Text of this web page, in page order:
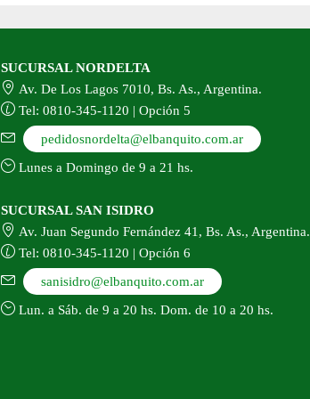
SUCURSAL NORDELTA
Av. De Los Lagos 7010, Bs. As., Argentina.
Tel: 0810-345-1120 | Opción 5
pedidosnordelta@elbanquito.com.ar
Lunes a Domingo de 9 a 21 hs.
SUCURSAL SAN ISIDRO
Av. Juan Segundo Fernández 41, Bs. As., Argentina.
Tel: 0810-345-1120 | Opción 6
sanisidro@elbanquito.com.ar
Lun. a Sáb. de 9 a 20 hs. Dom. de 10 a 20 hs.